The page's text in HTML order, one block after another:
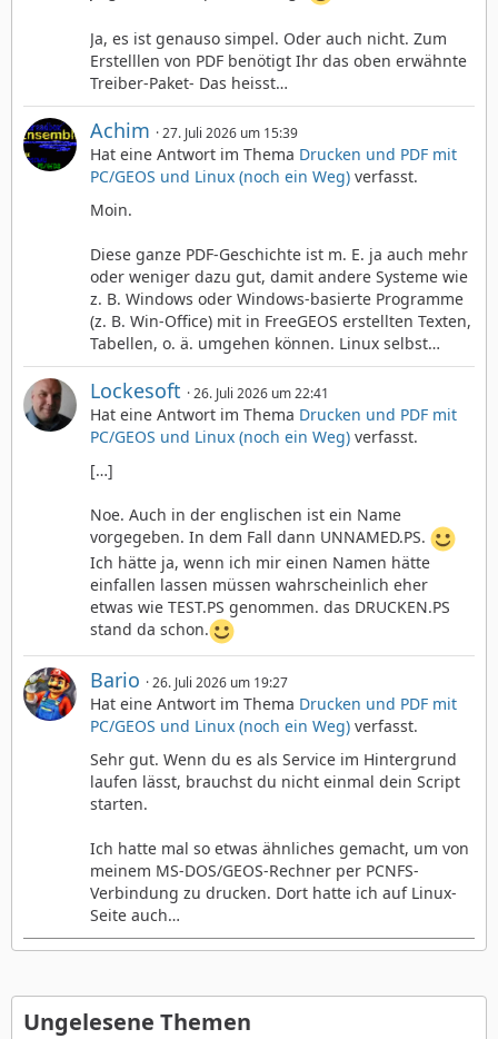
Ja, es ist genauso simpel. Oder auch nicht. Zum
Erstelllen von PDF benötigt Ihr das oben erwähnte
Treiber-Paket- Das heisst…
Achim 27. Juli 2026 um 15:39
Hat eine Antwort im Thema Drucken und PDF mit
PC/GEOS und Linux (noch ein Weg) verfasst.
Moin.
Diese ganze PDF-Geschichte ist m. E. ja auch mehr
oder weniger dazu gut, damit andere Systeme wie
z. B. Windows oder Windows-basierte Programme
(z. B. Win-Office) mit in FreeGEOS erstellten Texten,
Tabellen, o. ä. umgehen können. Linux selbst…
Lockesoft 26. Juli 2026 um 22:41
Hat eine Antwort im Thema Drucken und PDF mit
PC/GEOS und Linux (noch ein Weg) verfasst.
[…]
Noe. Auch in der englischen ist ein Name
vorgegeben. In dem Fall dann UNNAMED.PS.
Ich hätte ja, wenn ich mir einen Namen hätte
einfallen lassen müssen wahrscheinlich eher
etwas wie TEST.PS genommen. das DRUCKEN.PS
stand da schon.
Bario 26. Juli 2026 um 19:27
Hat eine Antwort im Thema Drucken und PDF mit
PC/GEOS und Linux (noch ein Weg) verfasst.
Sehr gut. Wenn du es als Service im Hintergrund
laufen lässt, brauchst du nicht einmal dein Script
starten.
Ich hatte mal so etwas ähnliches gemacht, um von
meinem MS-DOS/GEOS-Rechner per PCNFS-
Verbindung zu drucken. Dort hatte ich auf Linux-
Seite auch…
Ungelesene Themen